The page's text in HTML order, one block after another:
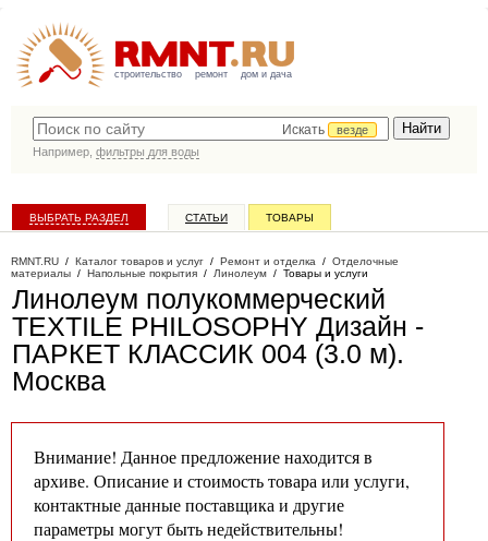
строительство ремонт дом и дача
Искать
везде
Например, фильтры для воды
ВЫБРАТЬ РАЗДЕЛ СТАТЬИ ТОВАРЫ
RMNT.RU / Каталог товаров и услуг / Ремонт и отделка / Отделочные
материалы / Напольные покрытия / Линолеум / Товары и услуги
Линолеум полукоммерческий
TEXTILE PHILOSOPHY Дизайн -
ПАРКЕТ КЛАССИК 004 (3.0 м).
Москва
Внимание! Данное предложение находится в
архиве. Описание и стоимость товара или услуги,
контактные данные поставщика и другие
параметры могут быть недействительны!